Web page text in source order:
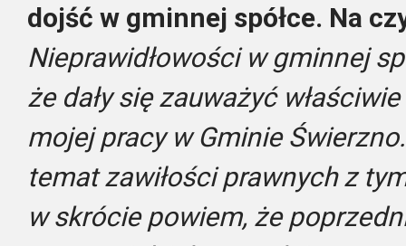
dojść w gminnej spółce. Na
Nieprawidłowości w gminnej
że dały się zauważyć
mojej pracy w Gminie
temat zawiłości prawnych z
w skrócie powiem, że